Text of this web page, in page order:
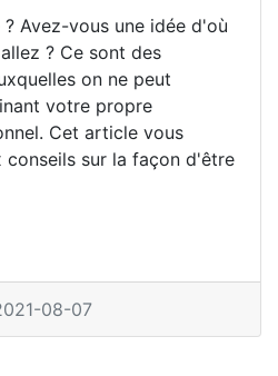
Avez-vous une idée d'où
? Ce sont des
on ne peut
votre propre
Cet article vous
sur la façon d'être
08-07